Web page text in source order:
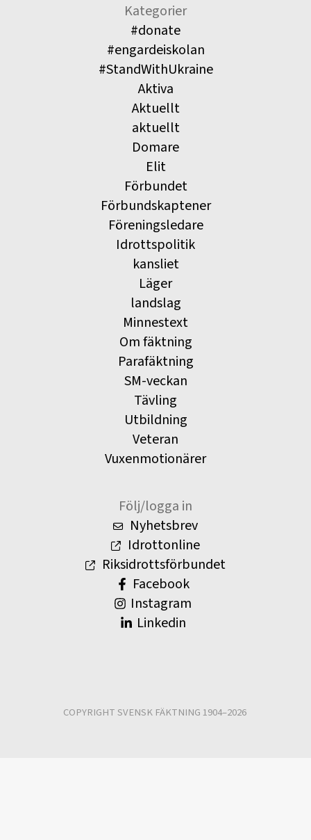
Kategorier
#donate
#engardeiskolan
#StandWithUkraine
Aktiva
Aktuellt
aktuellt
Domare
Elit
Förbundet
Förbundskaptener
Föreningsledare
Idrottspolitik
kansliet
Läger
landslag
Minnestext
Om fäktning
Parafäktning
SM-veckan
Tävling
Utbildning
Veteran
Vuxenmotionärer
Följ/logga in
Nyhetsbrev
Idrottonline
Riksidrottsförbundet
Facebook
Instagram
Linkedin
COPYRIGHT SVENSK FÄKTNING 1904–2026